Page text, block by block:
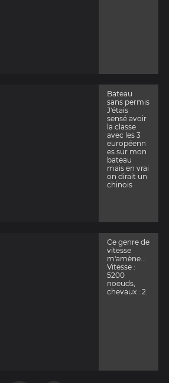
Bateau
sans permis
J'étais
sensé avoir
la classe
avec les 3
européenn
es sur mon
bateau
mais en vrai
on dirait un
chinois
Ce genre de
vitesse
m'amène...
Vitesse :
5200
noeuds,
chevaux : 2.